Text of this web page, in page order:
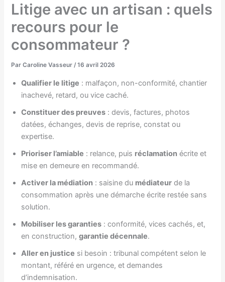
Litige avec un artisan : quels
recours pour le
consommateur ?
ParCaroline Vasseur/16 avril 2026
Qualifier le litige : malfaçon, non-conformité, chantier
inachevé, retard, ou vice caché.
Constituer des preuves : devis, factures, photos
datées, échanges, devis de reprise, constat ou
expertise.
Prioriser l’amiable : relance, puis réclamation écrite et
mise en demeure en recommandé.
Activer la médiation : saisine du médiateur de la
consommation après une démarche écrite restée sans
solution.
Mobiliser les garanties : conformité, vices cachés, et,
en construction,garantie décennale.
Aller en justice si besoin : tribunal compétent selon le
montant, référé en urgence, et demandes
d’indemnisation.